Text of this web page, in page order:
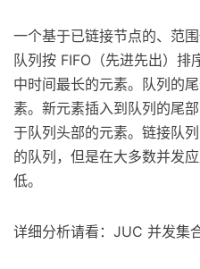
一个基于已链接节点的、范
队列按 FIFO（先进先出）排
中时间最长的元素。队列的
素。新元素插入到队列的尾
于队列头部的元素。链接队
的队列，但是在大多数并发
低。
详细分析请看：JUC 并发集